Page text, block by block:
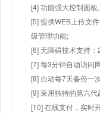
[4] 功能强大控制面
[5] 提供WEB上传文
级管理功能;
[6] 无障碍技术支持：
[7] 每3分钟自动访问
[8] 自动每7天备份一
[9] 采用独特的第六
[10] 在线支付，实时